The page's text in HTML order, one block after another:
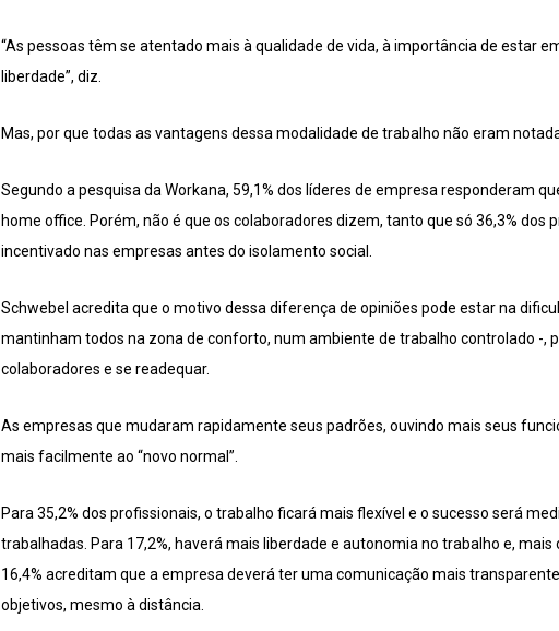
“As pessoas têm se atentado mais à qualidade de vida, à importância de estar
liberdade”, diz.
Mas, por que todas as vantagens dessa modalidade de trabalho não eram
Segundo a pesquisa da Workana, 59,1% dos líderes de empresa responderam
home office. Porém, não é que os colaboradores dizem, tanto que só 36,3%
incentivado nas empresas antes do isolamento social.
Schwebel acredita que o motivo dessa diferença de opiniões pode estar na
mantinham todos na zona de conforto, num ambiente de trabalho controlado -,
colaboradores e se readequar.
As empresas que mudaram rapidamente seus padrões, ouvindo mais seus
mais facilmente ao “novo normal”.
Para 35,2% dos profissionais, o trabalho ficará mais flexível e o sucesso será
trabalhadas. Para 17,2%, haverá mais liberdade e autonomia no trabalho e,
16,4% acreditam que a empresa deverá ter uma comunicação mais
objetivos, mesmo à distância.